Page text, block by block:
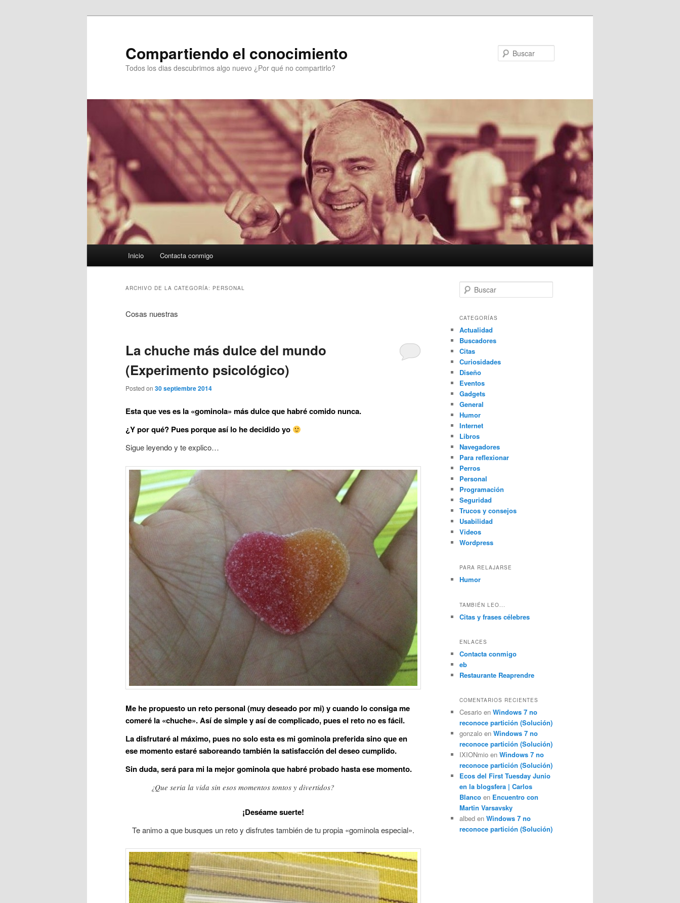
Compartiendo el conocimiento
Todos los dias descubrimos algo nuevo ¿Por qué no compartirlo?
Inicio Contacta conmigo
ARCHIVO DE LA CATEGORÍA: PERSONAL
Cosas nuestras
La chuche más dulce del mundo
(Experimento psicológico)
Posted on 30 septiembre 2014
Esta que ves es la «gominola» más dulce que habré comido nunca.
¿Y por qué? Pues porque así lo he decidido yo
Sigue leyendo y te explico…
Me he propuesto un reto personal (muy deseado por mi) y cuando lo consiga me
comeré la «chuche». Así de simple y así de complicado, pues el reto no es fácil.
La disfrutaré al máximo, pues no solo esta es mi gominola preferida sino que en
ese momento estaré saboreando también la satisfacción del deseo cumplido.
Sin duda, será para mi la mejor gominola que habré probado hasta ese momento.
¿Que seria la vida sin esos momentos tontos y divertidos?
¡Deséame suerte!
Te animo a que busques un reto y disfrutes también de tu propia «gominola especial».
u
c
r
CATEGORÍAS
Actualidad
Buscadores
Citas
Curiosidades
Diseño
Eventos
Gadgets
General
Humor
Internet
Libros
Navegadores
Para reflexionar
Perros
Personal
Programación
Seguridad
Trucos y consejos
Usabilidad
Videos
Wordpress
PARA RELAJARSE
Humor
TAMBIÉN LEO...
Citas y frases célebres
ENLACES
Contacta conmigo
eb
Restaurante Reaprendre
COMENTARIOS RECIENTES
Cesario en Windows 7 no
reconoce partición (Solución)
gonzalo en Windows 7 no
reconoce partición (Solución)
IXIONmio en Windows 7 no
reconoce partición (Solución)
Ecos del First Tuesday Junio
en la blogsfera | Carlos
Blanco en Encuentro con
Martin Varsavsky
albed en Windows 7 no
reconoce partición (Solución)